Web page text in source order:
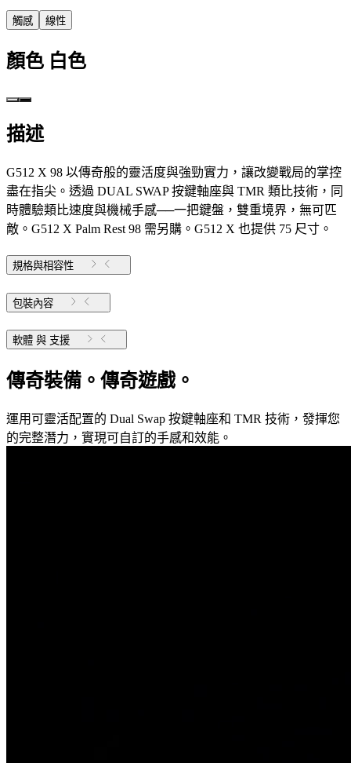
觸感 線性
顏色 白色
描述
G512 X 98 以傳奇般的靈活度與強勁實力，讓改變戰局的掌控
盡在指尖。透過 DUAL SWAP 按鍵軸座與 TMR 類比技術，同
時體驗類比速度與機械手感──一把鍵盤，雙重境界，無可匹
敵。G512 X Palm Rest 98 需另購。G512 X 也提供 75 尺寸。
規格與相容性
包裝內容
軟體 與 支援
傳奇裝備。傳奇遊戲。
運用可靈活配置的 Dual Swap 按鍵軸座和 TMR 技術，發揮您
的完整潛力，實現可自訂的手感和效能。